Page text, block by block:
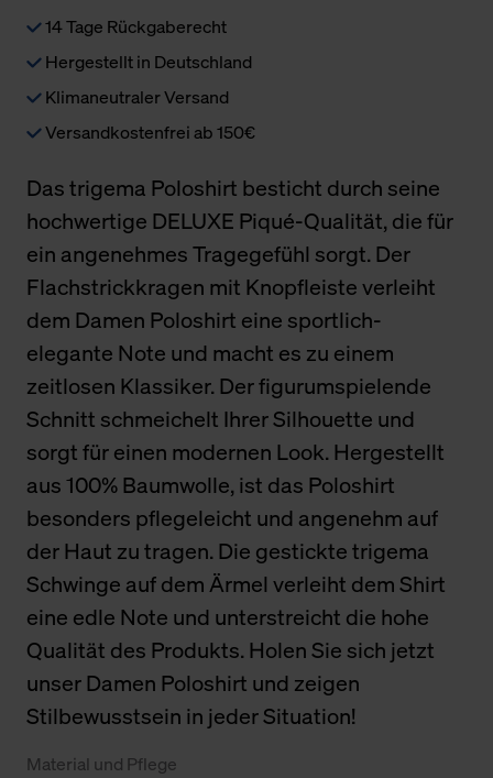
14 Tage Rückgaberecht
Hergestellt in Deutschland
Klimaneutraler Versand
Versandkostenfrei ab 150€
Das trigema Poloshirt besticht durch seine
hochwertige DELUXE Piqué-Qualität, die für
ein angenehmes Tragegefühl sorgt. Der
Flachstrickkragen mit Knopfleiste verleiht
dem Damen Poloshirt eine sportlich-
elegante Note und macht es zu einem
zeitlosen Klassiker. Der figurumspielende
Schnitt schmeichelt Ihrer Silhouette und
sorgt für einen modernen Look. Hergestellt
aus 100% Baumwolle, ist das Poloshirt
besonders pflegeleicht und angenehm auf
der Haut zu tragen. Die gestickte trigema
Schwinge auf dem Ärmel verleiht dem Shirt
eine edle Note und unterstreicht die hohe
Qualität des Produkts. Holen Sie sich jetzt
unser Damen Poloshirt und zeigen
Stilbewusstsein in jeder Situation!
Material und Pflege